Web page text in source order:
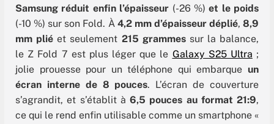
Samsung réduit enfin l’épaisseur (-26 %)et le poids
(-10 %) sur son Fold. À 4,2 mm d’épaisseur déplié,8,9
mm plié et seulement 215 grammessur la balance,
le Z Fold 7 est plus léger que le Galaxy S25 Ultra ;
jolie prouesse pour un téléphone qui embarque un
écran interne de 8 pouces. L’écran de couverture
s’agrandit, et s’établit à 6,5 pouces au format 21:9,
ce qui le rend enfin utilisable comme un smartphone «